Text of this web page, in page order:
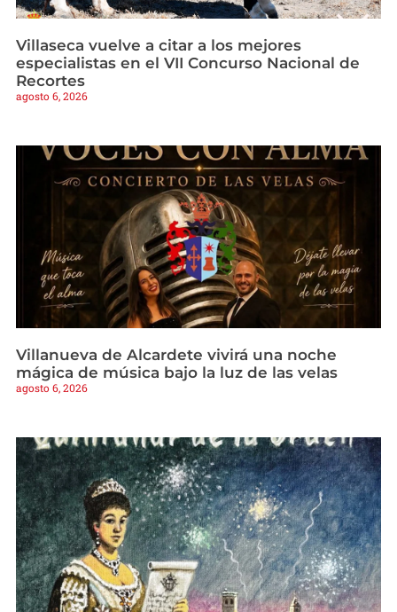
Villaseca vuelve a citar a los mejores
especialistas en el VII Concurso Nacional de
Recortes
agosto 6, 2026
Villanueva de Alcardete vivirá una noche
mágica de música bajo la luz de las velas
agosto 6, 2026